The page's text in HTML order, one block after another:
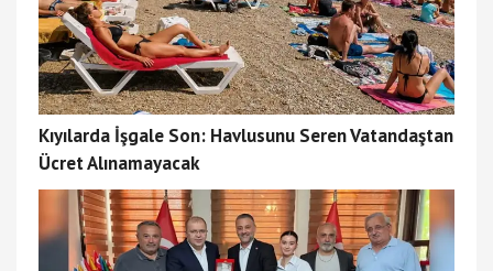
Kıyılarda İşgale Son: Havlusunu Seren Vatandaştan
Ücret Alınamayacak